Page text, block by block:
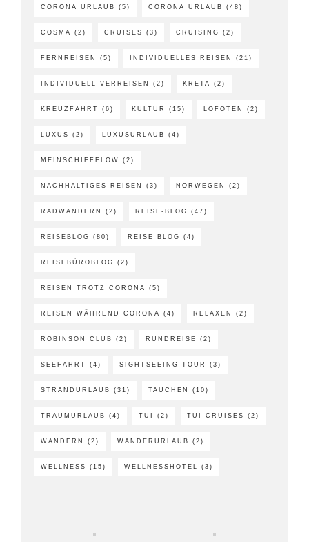
CORONA URLAUB (5) CORONA URLAUB (48)
COSMA (2) CRUISES (3) CRUISING (2)
FERNREISEN (5) INDIVIDUELLES REISEN (21)
INDIVIDUELL VERREISEN (2) KRETA (2)
KREUZFAHRT (6) KULTUR (15) LOFOTEN (2)
LUXUS (2) LUXUSURLAUB (4)
MEINSCHIFFFLOW (2)
NACHHALTIGES REISEN (3) NORWEGEN (2)
RADWANDERN (2) REISE-BLOG (47)
REISEBLOG (80) REISE BLOG (4)
REISEBÜROBLOG (2)
REISEN TROTZ CORONA (5)
REISEN WÄHREND CORONA (4) RELAXEN (2)
ROBINSON CLUB (2) RUNDREISE (2)
SEEFAHRT (4) SIGHTSEEING-TOUR (3)
STRANDURLAUB (31) TAUCHEN (10)
TRAUMURLAUB (4) TUI (2) TUI CRUISES (2)
WANDERN (2) WANDERURLAUB (2)
WELLNESS (15) WELLNESSHOTEL (3)